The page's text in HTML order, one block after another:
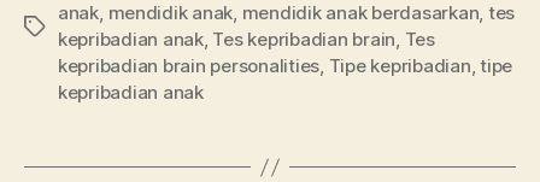
Tags
anak, mendidik anak, mendidik anak berdasarkan, tes
kepribadian anak, Tes kepribadian brain, Tes
kepribadian brain personalities, Tipe kepribadian,tipe
kepribadian anak